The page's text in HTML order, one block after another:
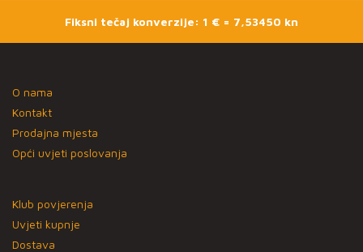
Fiksni tečaj konverzije: 1 € = 7,53450 kn
O nama
Kontakt
Prodajna mjesta
Opći uvjeti poslovanja
Klub povjerenja
Uvjeti kupnje
Dostava